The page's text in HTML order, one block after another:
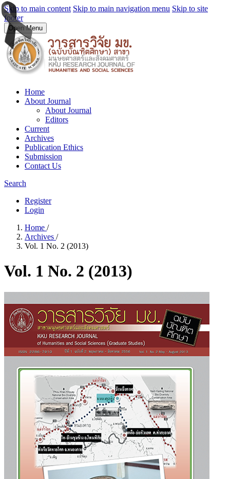
Skip to main content Skip to main navigation menu Skip to site
footer
Open Menu
Home
About Journal
About Journal
Editors
Current
Archives
Publication Ethics
Submission
Contact Us
Search
Register
Login
Home /
Archives /
Vol. 1 No. 2 (2013)
Vol. 1 No. 2 (2013)